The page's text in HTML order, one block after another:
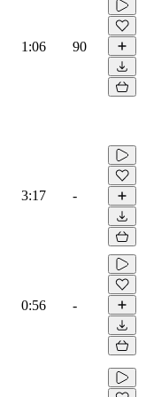
1:06 90
3:17 -
0:56 -